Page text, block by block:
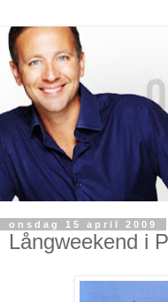
onsdag 15 april 2009
Långweekend i